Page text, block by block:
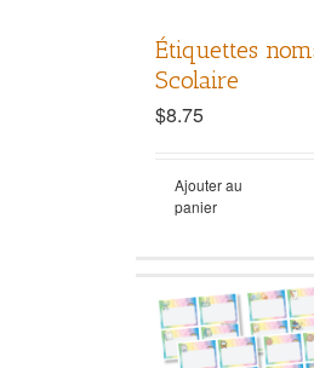
Étiquettes
Scolaire
$8.75
Ajouter au
panier